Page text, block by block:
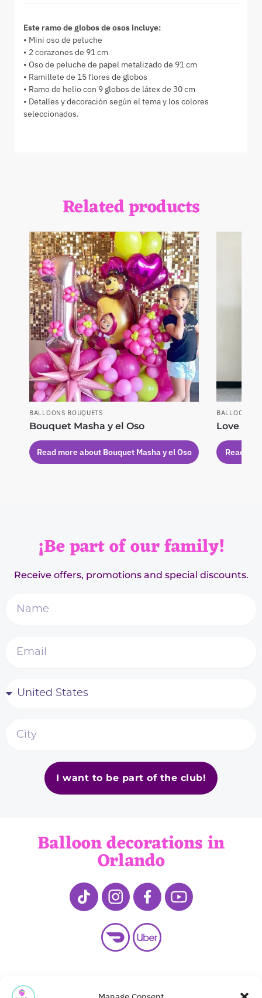
Este ramo de globos de osos incluye:
• Mini oso de peluche
• 2 corazones de 91 cm
• Oso de peluche de papel metalizado de 91 cm
• Ramillete de 15 flores de globos
• Ramo de helio con 9 globos de látex de 30 cm
• Detalles y decoración según el tema y los colores
seleccionados.
Related products
BALLOONS BOUQUETS
Bouquet Masha y el Oso
Read more about Bouquet Masha y el Oso
BALLOONS
Love
Read
¡Be part of our family!
Receive offers, promotions and special discounts.
I want to be part of the club!
Balloon decorations in
Orlando
My account Cart